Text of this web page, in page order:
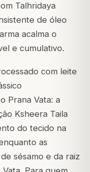
Talhridaya
de óleo
acalma o
e cumulativo.
com leite
Prana Vata: a
Ksheera Taila
do tecido na
as
sésamo e da raiz